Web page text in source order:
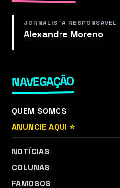
JORNALISTA RESPONSÁVEL
Alexandre Moreno
NAVEGAÇÃO
QUEM SOMOS
ANUNCIE AQUI ⭐
NOTÍCIAS
COLUNAS
FAMOSOS